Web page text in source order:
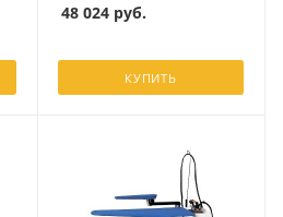
48 024 руб.
КУПИТЬ